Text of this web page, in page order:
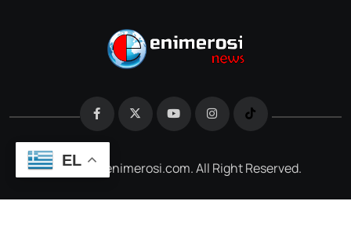
@2026 e-enimerosi.com. All Right Reserved.
EL